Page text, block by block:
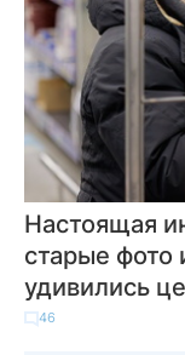
Настоящая
старые фото
удивились
46